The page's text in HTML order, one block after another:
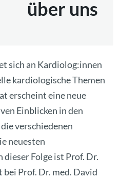
über uns
sich an Kardiolog:innen
kardiologische Themen
erscheint eine neue
Einblicken in den
verschiedenen
neuesten
Folge ist Prof. Dr.
Prof. Dr. med. David